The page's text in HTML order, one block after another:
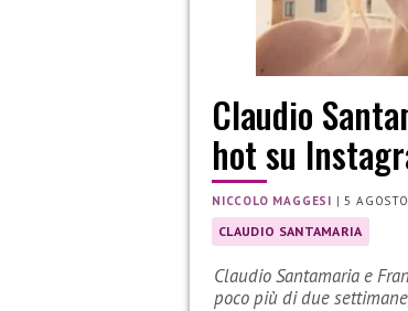
Claudio
hot su
NICCOLO MAGGESI | 5
CLAUDIO SANTAMARIA
Claudio Santamaria e
poco più di due